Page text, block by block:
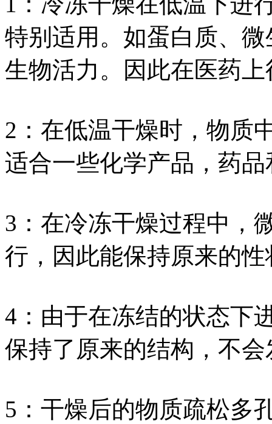
特别适用。如蛋白质、
生物活力。因此在医药
2：在低温干燥时，物质
适合一些化学产品，药
3：在冷冻干燥过程中，
行，因此能保持原来的性
4：由于在冻结的状态下
保持了原来的结构，不
5：干燥后的物质疏松多